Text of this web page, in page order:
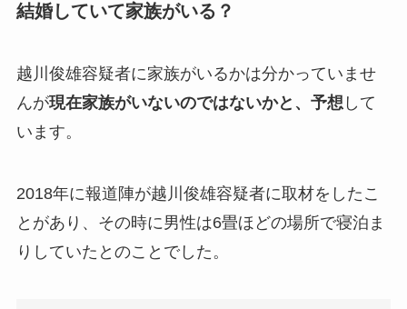
結婚していて家族がいる？
越川俊雄容疑者に家族がいるかは分かっていませ
んが現在家族がいないのではないかと、予想して
います。
2018年に報道陣が越川俊雄容疑者に取材をしたこ
とがあり、その時に男性は6畳ほどの場所で寝泊ま
りしていたとのことでした。